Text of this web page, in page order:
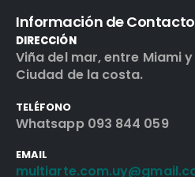
Información de Contacto
DIRECCIÓN
Viña del mar, entre Miami y
Ciudad de la costa.
TELÉFONO
Whatsapp 093 844 059
EMAIL